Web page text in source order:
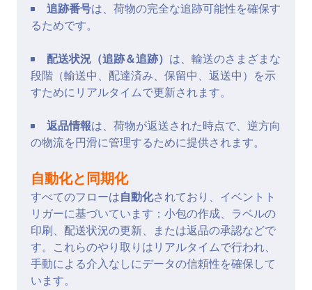
追跡番号は、荷物の完全な追跡可能性を確保す
るためです。
配送状況（追跡＆追跡） は、輸送のさまざまな
段階（輸送中、配達済み、保留中、返送中）を示
すためにリアルタイムで更新されます。
返品情報は、荷物が返送された時点で、逆方向
の物流を円滑に管理するために提供されます。
自動化と同期化
すべてのフローは自動化されており、イベントト
リガーに基づいています：小包の作成、ラベルの
印刷、配送状況の更新、または返品の承認などで
す。これらのやり取りはリアルタイムで行われ、
手動による介入なしにデータの信頼性を確保して
います。